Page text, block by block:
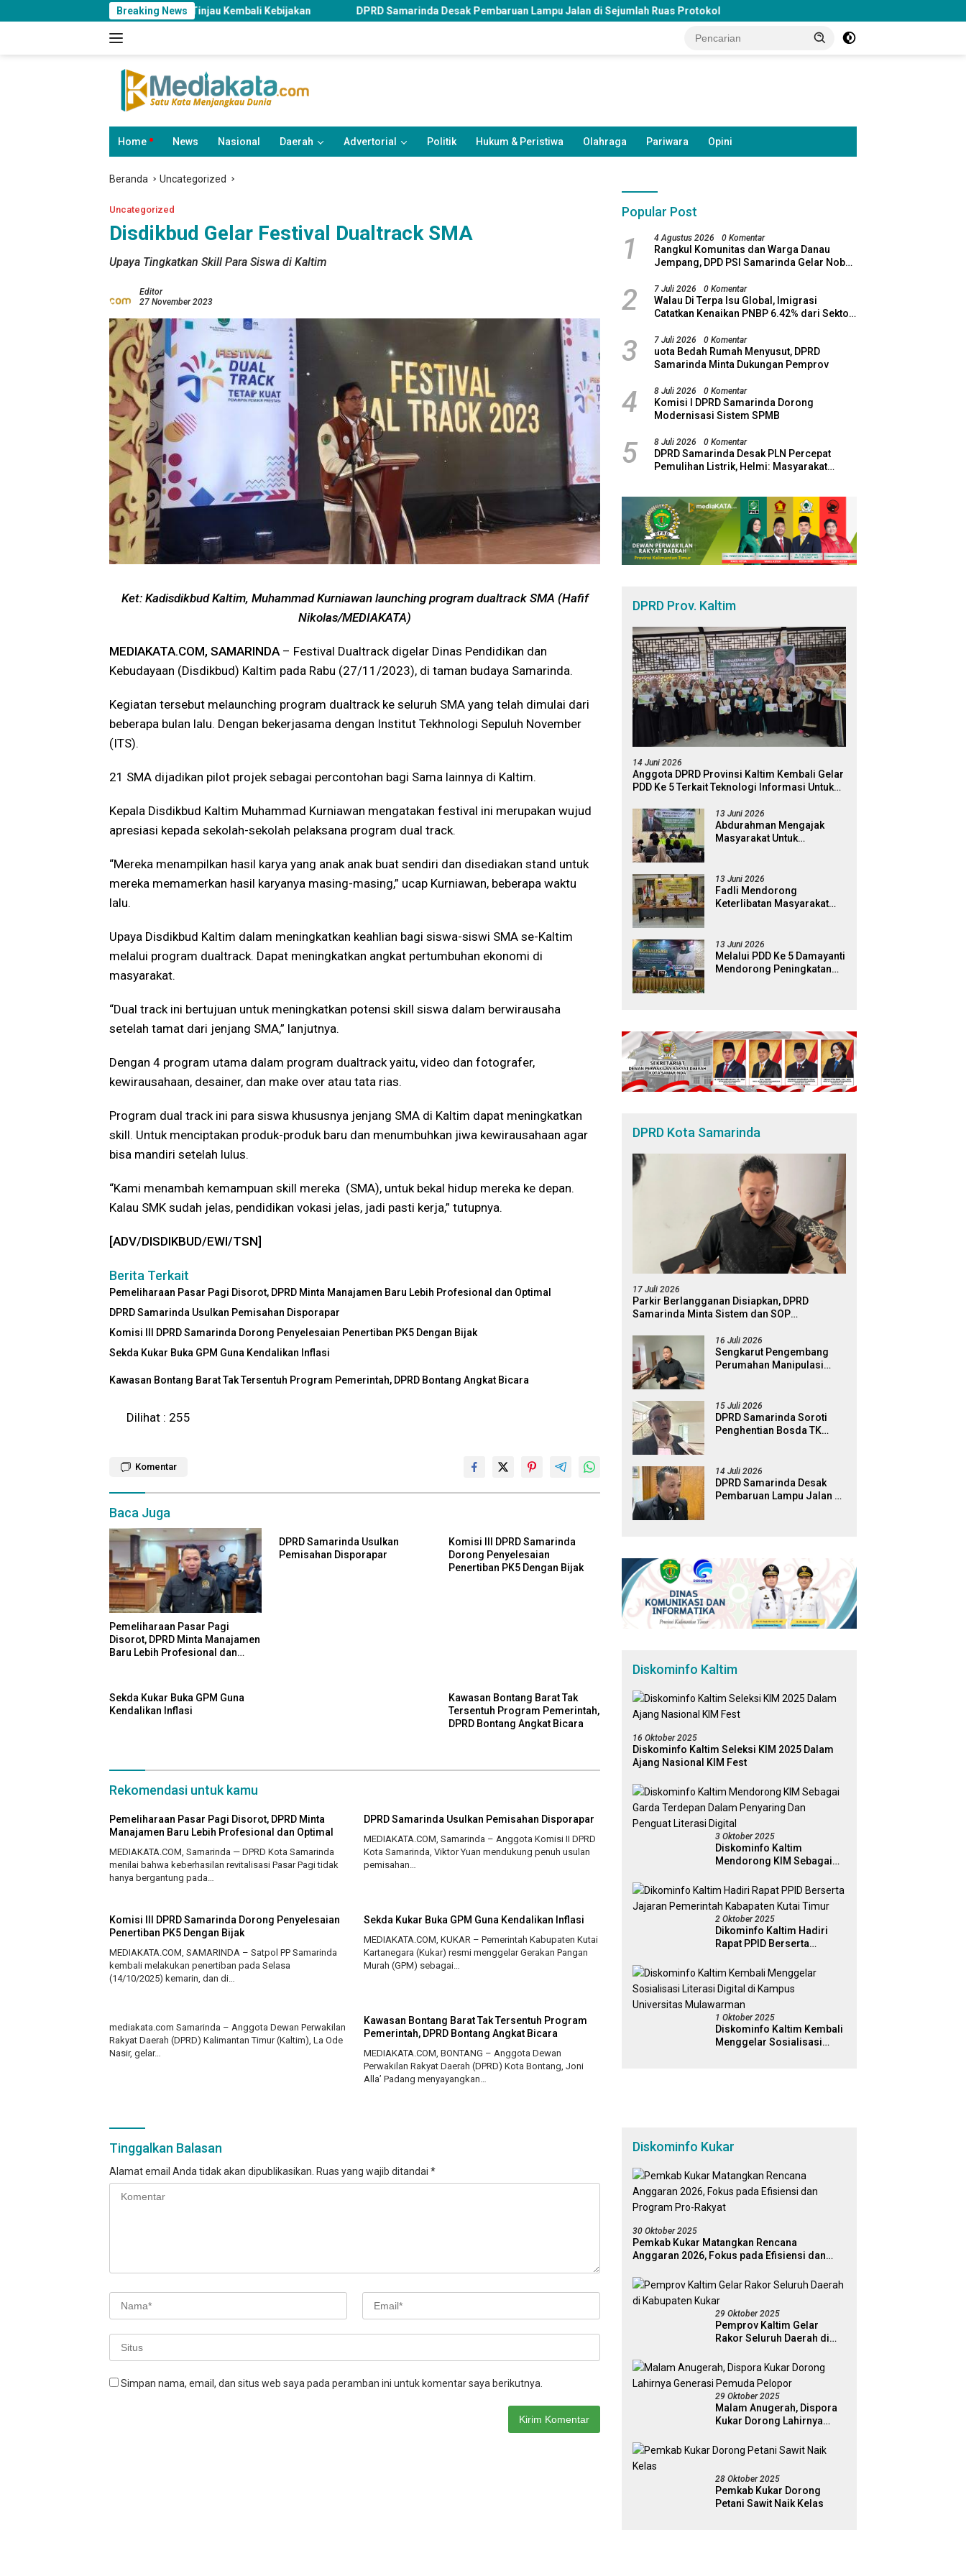
ke
Breaking News
Minta Pemkot Tinjau Kembali Kebijakan DPRD Samarinda Desak Pembaruan Lampu Jalan di Sejumlah Ruas Protokol
Home News Nasional Daerah Advertorial Politik Hukum & Peristiwa Olahraga Pariwara Opini
Beranda Uncategorized
Uncategorized
Disdikbud Gelar Festival Dualtrack SMA
Upaya Tingkatkan Skill Para Siswa di Kaltim
Editor
27 November 2023
Ket: Kadisdikbud Kaltim, Muhammad Kurniawan launching program dualtrack SMA (Hafif
Nikolas/MEDIAKATA)
MEDIAKATA.COM, SAMARINDA – Festival Dualtrack digelar Dinas Pendidikan dan
Kebudayaan (Disdikbud) Kaltim pada Rabu (27/11/2023), di taman budaya Samarinda.
Kegiatan tersebut melaunching program dualtrack ke seluruh SMA yang telah dimulai dari
beberapa bulan lalu. Dengan bekerjasama dengan Institut Tekhnologi Sepuluh November
(ITS).
21 SMA dijadikan pilot projek sebagai percontohan bagi Sama lainnya di Kaltim.
Kepala Disdikbud Kaltim Muhammad Kurniawan mengatakan festival ini merupakan wujud
apresiasi kepada sekolah-sekolah pelaksana program dual track.
“Mereka menampilkan hasil karya yang anak anak buat sendiri dan disediakan stand untuk
mereka memamerkan hasil karyanya masing-masing,” ucap Kurniawan, beberapa waktu
lalu.
Upaya Disdikbud Kaltim dalam meningkatkan keahlian bagi siswa-siswi SMA se-Kaltim
melalui program dualtrack. Dapat meningkatkan angkat pertumbuhan ekonomi di
masyarakat.
“Dual track ini bertujuan untuk meningkatkan potensi skill siswa dalam berwirausaha
setelah tamat dari jenjang SMA,” lanjutnya.
Dengan 4 program utama dalam program dualtrack yaitu, video dan fotografer,
kewirausahaan, desainer, dan make over atau tata rias.
Program dual track ini para siswa khususnya jenjang SMA di Kaltim dapat meningkatkan
skill. Untuk menciptakan produk-produk baru dan menumbuhkan jiwa kewirausahaan agar
bisa mandiri setelah lulus.
“Kami menambah kemampuan skill mereka (SMA), untuk bekal hidup mereka ke depan.
Kalau SMK sudah jelas, pendidikan vokasi jelas, jadi pasti kerja,” tutupnya.
[ADV/DISDIKBUD/EWI/TSN]
Berita Terkait
Pemeliharaan Pasar Pagi Disorot, DPRD Minta Manajamen Baru Lebih Profesional dan Optimal
DPRD Samarinda Usulkan Pemisahan Disporapar
Komisi III DPRD Samarinda Dorong Penyelesaian Penertiban PK5 Dengan Bijak
Sekda Kukar Buka GPM Guna Kendalikan Inflasi
Kawasan Bontang Barat Tak Tersentuh Program Pemerintah, DPRD Bontang Angkat Bicara
Dilihat : 255
Komentar
Baca Juga
Pemeliharaan Pasar Pagi
Disorot, DPRD Minta Manajamen
Baru Lebih Profesional dan
DPRD Samarinda Usulkan
Pemisahan Disporapar
Komisi III DPRD Samarinda
Dorong Penyelesaian
Penertiban PK5 Dengan Bijak
Sekda Kukar Buka GPM Guna
Kendalikan Inflasi
Kawasan Bontang Barat Tak
Tersentuh Program Pemerintah,
DPRD Bontang Angkat Bicara
Rekomendasi untuk kamu
Pemeliharaan Pasar Pagi Disorot, DPRD Minta
Manajamen Baru Lebih Profesional dan Optimal
MEDIAKATA.COM, Samarinda — DPRD Kota Samarinda
menilai bahwa keberhasilan revitalisasi Pasar Pagi tidak
hanya bergantung pada…
DPRD Samarinda Usulkan Pemisahan Disporapar
MEDIAKATA.COM, Samarinda – Anggota Komisi II DPRD
Kota Samarinda, Viktor Yuan mendukung penuh usulan
pemisahan…
Komisi III DPRD Samarinda Dorong Penyelesaian
Penertiban PK5 Dengan Bijak
MEDIAKATA.COM, SAMARINDA – Satpol PP Samarinda
kembali melakukan penertiban pada Selasa
(14/10/2025) kemarin, dan di…
Sekda Kukar Buka GPM Guna Kendalikan Inflasi
MEDIAKATA.COM, KUKAR – Pemerintah Kabupaten Kutai
Kartanegara (Kukar) resmi menggelar Gerakan Pangan
Murah (GPM) sebagai…
mediakata.com Samarinda – Anggota Dewan Perwakilan
Rakyat Daerah (DPRD) Kalimantan Timur (Kaltim), La Ode
Nasir, gelar…
Kawasan Bontang Barat Tak Tersentuh Program
Pemerintah, DPRD Bontang Angkat Bicara
MEDIAKATA.COM, BONTANG – Anggota Dewan
Perwakilan Rakyat Daerah (DPRD) Kota Bontang, Joni
Alla’ Padang menyayangkan…
Tinggalkan Balasan
Alamat email Anda tidak akan dipublikasikan. Ruas yang wajib ditandai *
Simpan nama, email, dan situs web saya pada peramban ini untuk komentar saya berikutnya.
Popular Post
1 4 Agustus 2026 0 Komentar
Rangkul Komunitas dan Warga Danau
Jempang, DPD PSI Samarinda Gelar Nobar
2 7 Juli 2026 0 Komentar
Walau Di Terpa Isu Global, Imigrasi
Catatkan Kenaikan PNBP 6.42% dari Sektor
3 7 Juli 2026 0 Komentar
uota Bedah Rumah Menyusut, DPRD
Samarinda Minta Dukungan Pemprov
4 8 Juli 2026 0 Komentar
Komisi I DPRD Samarinda Dorong
Modernisasi Sistem SPMB
5 8 Juli 2026 0 Komentar
DPRD Samarinda Desak PLN Percepat
Pemulihan Listrik, Helmi: Masyarakat
DPRD Prov. Kaltim
14 Juni 2026
Anggota DPRD Provinsi Kaltim Kembali Gelar
PDD Ke 5 Terkait Teknologi Informasi Untuk
Demokrasi Daerah13 Juni 2026
Abdurahman Mengajak
Masyarakat Untuk
Pemerintah Melalui Sistem
Platform Digital
13 Juni 2026
Fadli Mendorong
Keterlibatan Masyarakat
Berbasis Digital
13 Juni 2026
Melalui PDD Ke 5 Damayanti
Mendorong Peningkatan
DPRD Kota Samarinda
17 Juli 2026
Parkir Berlangganan Disiapkan, DPRD
Samarinda Minta Sistem dan SOP
16 Juli 2026
Sengkarut Pengembang
Perumahan Manipulasi
Percepatan Perda Aset
15 Juli 2026
DPRD Samarinda Soroti
Penghentian Bosda TK
14 Juli 2026
DPRD Samarinda Desak
Pembaruan Lampu Jalan di
Diskominfo Kaltim
16 Oktober 2025
Diskominfo Kaltim Seleksi KIM 2025 Dalam
Ajang Nasional KIM Fest
3 Oktober 2025
Diskominfo Kaltim
Mendorong KIM Sebagai
Penyaring Dan Penguat
Literasi Digital
2 Oktober 2025
Dikominfo Kaltim Hadiri
Rapat PPID Berserta
Kabapaten Kutai Timur
1 Oktober 2025
Diskominfo Kaltim Kembali
Menggelar Sosialisasi
Diskominfo Kukar
30 Oktober 2025
Pemkab Kukar Matangkan Rencana
Anggaran 2026, Fokus pada Efisiensi dan
29 Oktober 2025
Pemprov Kaltim Gelar
Rakor Seluruh Daerah di
29 Oktober 2025
Malam Anugerah, Dispora
Kukar Dorong Lahirnya
28 Oktober 2025
Pemkab Kukar Dorong
Petani Sawit Naik Kelas